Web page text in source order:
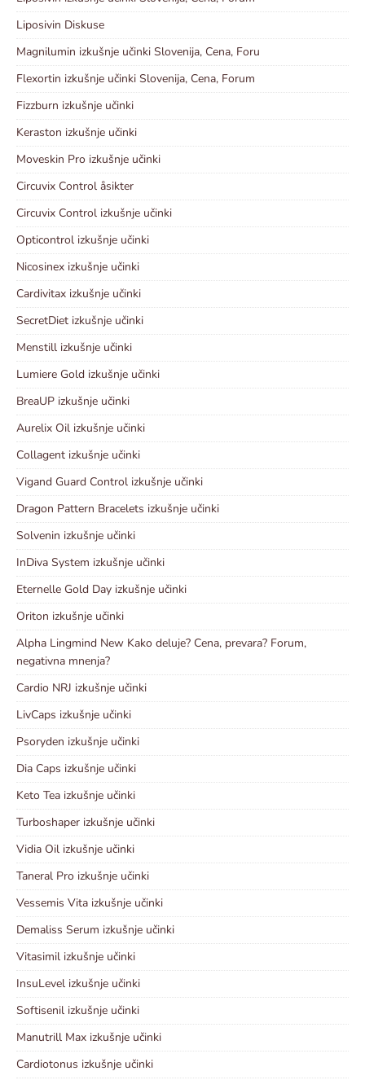
Liposivin Diskuse
Magnilumin izkušnje učinki Slovenija, Cena, Foru
Flexortin izkušnje učinki Slovenija, Cena, Forum
Fizzburn izkušnje učinki
Keraston izkušnje učinki
Moveskin Pro izkušnje učinki
Circuvix Control åsikter
Circuvix Control izkušnje učinki
Opticontrol izkušnje učinki
Nicosinex izkušnje učinki
Cardivitax izkušnje učinki
SecretDiet izkušnje učinki
Menstill izkušnje učinki
Lumiere Gold izkušnje učinki
BreaUP izkušnje učinki
Aurelix Oil izkušnje učinki
Collagent izkušnje učinki
Vigand Guard Control izkušnje učinki
Dragon Pattern Bracelets izkušnje učinki
Solvenin izkušnje učinki
InDiva System izkušnje učinki
Eternelle Gold Day izkušnje učinki
Oriton izkušnje učinki
Alpha Lingmind New Kako deluje? Cena, prevara? Forum,
negativna mnenja?
Cardio NRJ izkušnje učinki
LivCaps izkušnje učinki
Psoryden izkušnje učinki
Dia Caps izkušnje učinki
Keto Tea izkušnje učinki
Turboshaper izkušnje učinki
Vidia Oil izkušnje učinki
Taneral Pro izkušnje učinki
Vessemis Vita izkušnje učinki
Demaliss Serum izkušnje učinki
Vitasimil izkušnje učinki
InsuLevel izkušnje učinki
Softisenil izkušnje učinki
Manutrill Max izkušnje učinki
Cardiotonus izkušnje učinki